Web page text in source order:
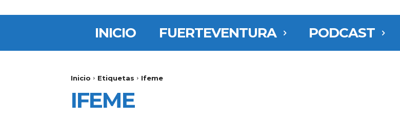
INICIO FUERTEVENTURA PODCAST
Inicio Etiquetas Ifeme
IFEME